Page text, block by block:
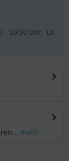
- 16:00 Uhr, Di.,
mehr